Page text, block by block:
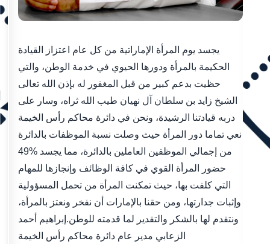
يجسد يوم المرأة الإماراتية من كل عام اعتزاز القيادة
الحكيمة بالمرأة ودورها الحيوي في خدمة الوطن، والتي
حظيت بدعم كبير من قبل المغفور له بإذن الله تعالى
الشيخ زايد بن سلطان آل نهيان طيب الله ثراه، وسار على
دربه قيادتنا الرشيدة، ونحن في دائرة محاكم رأس الخيمة
نعي تماما دور المرأة حيث وصلت نسبة الموظفات بالدائرة
49‎‎% من إجمالي الموظفين العاملين بالدائرة، مما يجسد
حضور المرأة القوي في كافة الوظائف وإنجازها للمهام
التي كلفت بها، حيث تمكنت المرأة من تحمل المسؤولية
وإثبات جدارتها، ومن حقنا بالإمارات أن نفخر ونعتز بالمرأة،
ونتقدم لها بالشكر والتقدير لما قدمته للوطن.إبراهيم أحمد
الزعابي مدير عام دائرة محاكم رأس الخيمة